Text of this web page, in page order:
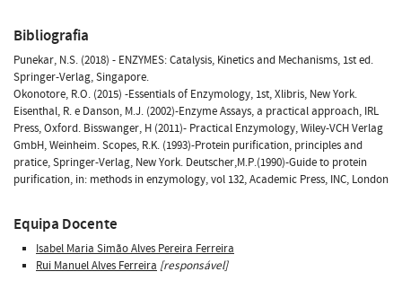
Bibliografia
Punekar, N.S. (2018) - ENZYMES: Catalysis, Kinetics and Mechanisms, 1st ed.
Springer-Verlag, Singapore.
Okonotore, R.O. (2015) -Essentials of Enzymology, 1st, Xlibris, New York.
Eisenthal, R. e Danson, M.J. (2002)-Enzyme Assays, a practical approach, IRL
Press, Oxford. Bisswanger, H (2011)- Practical Enzymology, Wiley-VCH Verlag
GmbH, Weinheim. Scopes, R.K. (1993)-Protein purification, principles and
pratice, Springer-Verlag, New York. Deutscher,M.P.(1990)-Guide to protein
purification, in: methods in enzymology, vol 132, Academic Press, INC, London
Equipa Docente
Isabel Maria Simão Alves Pereira Ferreira
Rui Manuel Alves Ferreira [responsável]